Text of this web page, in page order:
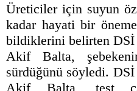
Üreticiler için suyun
kadar hayati bir
bildiklerini belirten
Akif Balta,
sürdüğünü söyledi.
Akif Balta, test